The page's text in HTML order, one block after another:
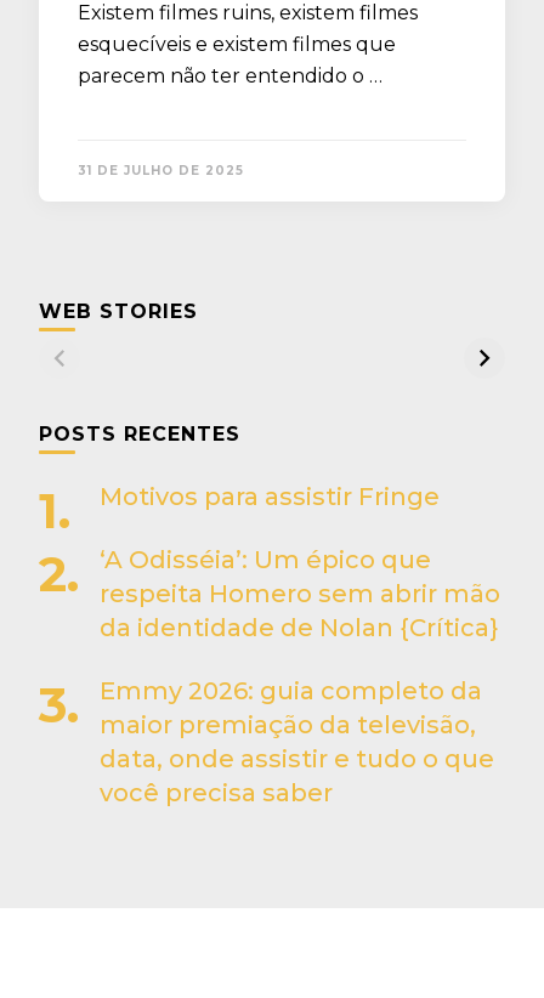
Existem filmes ruins, existem filmes
esquecíveis e existem filmes que
parecem não ter entendido o …
31 DE JULHO DE 2025
WEB STORIES
POSTS RECENTES
Motivos para assistir Fringe
‘A Odisséia’: Um épico que
respeita Homero sem abrir mão
da identidade de Nolan {Crítica}
Emmy 2026: guia completo da
maior premiação da televisão,
data, onde assistir e tudo o que
você precisa saber